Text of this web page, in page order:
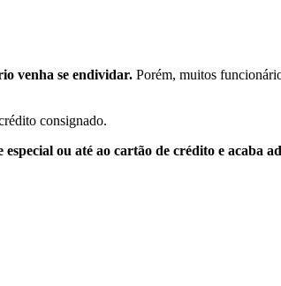
venha se endividar. Porém, muitos
consignado.
ou até ao cartão de crédito e acaba